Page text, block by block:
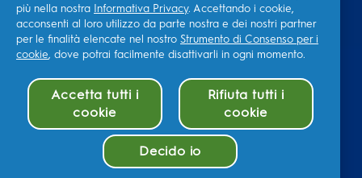
più nella nostra Informativa Privacy. Accettando i cookie,
acconsenti al loro utilizzo da parte nostra e dei nostri partner
per le finalità elencate nel nostro Strumento di Consenso per i
cookie, dove potrai facilmente disattivarli in ogni momento.
Accetta tutti i
cookie
Rifiuta tutti i
cookie
Decido io